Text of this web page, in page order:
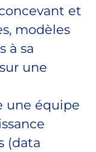
et
modèles
à sa
une
une équipe
(data